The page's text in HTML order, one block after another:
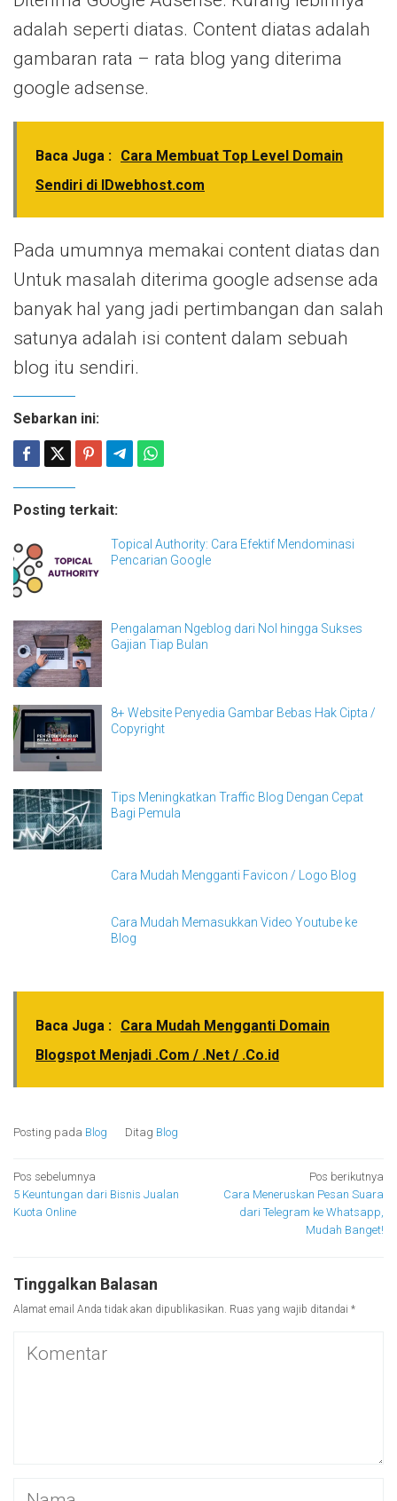
adalah seperti diatas. Content diatas adalah
gambaran rata – rata blog yang diterima
google adsense.
Baca Juga : Cara Membuat Top Level Domain
Sendiri di IDwebhost.com
Pada umumnya memakai content diatas dan
Untuk masalah diterima google adsense ada
banyak hal yang jadi pertimbangan dan salah
satunya adalah isi content dalam sebuah
blog itu sendiri.
Sebarkan ini:
Posting terkait:
Topical Authority: Cara Efektif Mendominasi
Pencarian Google
Pengalaman Ngeblog dari Nol hingga Sukses
Gajian Tiap Bulan
8+ Website Penyedia Gambar Bebas Hak Cipta /
Copyright
Tips Meningkatkan Traffic Blog Dengan Cepat
Bagi Pemula
Cara Mudah Mengganti Favicon / Logo Blog
Cara Mudah Memasukkan Video Youtube ke
Blog
Baca Juga : Cara Mudah Mengganti Domain
Blogspot Menjadi .Com / .Net / .Co.id
Posting pada Blog Ditag Blog
Navigasi
pos
Pos sebelumnya
5 Keuntungan dari Bisnis Jualan
Kuota Online
Pos berikutnya
Cara Meneruskan Pesan Suara
dari Telegram ke Whatsapp,
Mudah Banget!
Tinggalkan Balasan
Alamat email Anda tidak akan dipublikasikan. Ruas yang wajib ditandai *